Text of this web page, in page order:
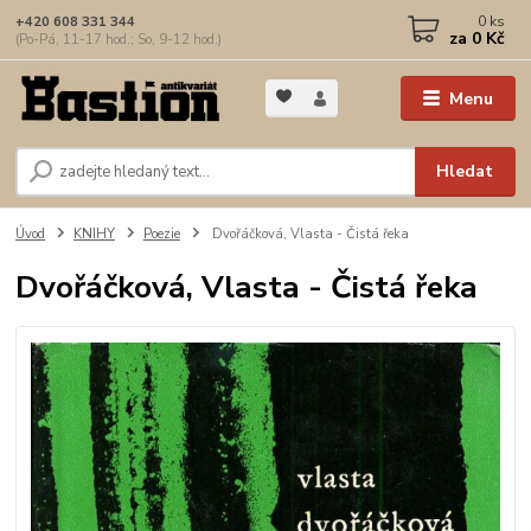
Menu
Hledat
+420 608 331 344
(Po-Pá, 11-17 hod.; So, 9-12 hod.)
0 ks
za 0 Kč
Úvod KNIHY Poezie Dvořáčková, Vlasta - Čistá řeka
Dvořáčková, Vlasta - Čistá řeka